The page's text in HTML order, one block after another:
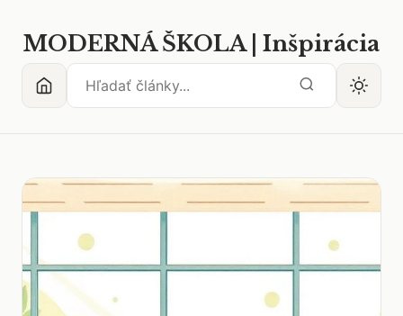
MODERNÁ ŠKOLA | Inšpirácia